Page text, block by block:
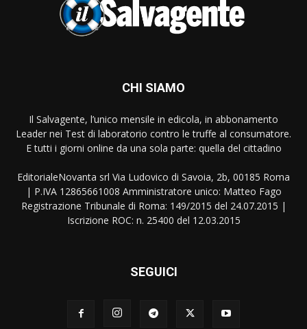
CHI SIAMO
Il Salvagente, l’unico mensile in edicola, in abbonamento
Leader nei Test di laboratorio contro le truffe al consumatore.
E tutti i giorni online da una sola parte: quella del cittadino
EditorialeNovanta srl Via Ludovico di Savoia, 2b, 00185 Roma
| P.IVA 12865661008 Amministratore unico: Matteo Fago
Registrazione Tribunale di Roma: 149/2015 del 24.07.2015 |
Iscrizione ROC: n. 25400 del 12.03.2015
SEGUICI